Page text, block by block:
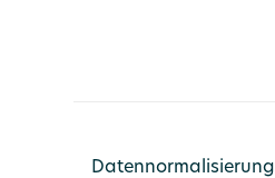
Datennormalisierung